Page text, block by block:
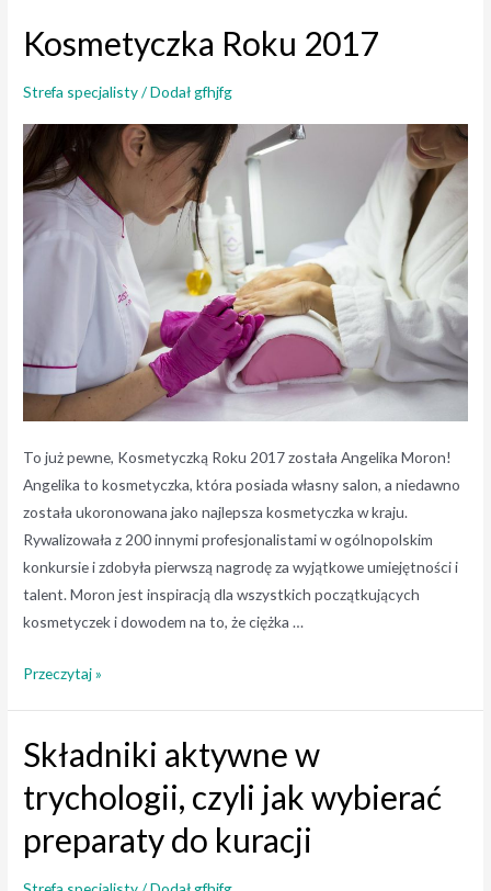
jako
Kosmetyczka Roku 2017
Strefa specjalisty/ Dodałgfhjfg
To już pewne, Kosmetyczką Roku 2017 została Angelika Moron!
Angelika to kosmetyczka, która posiada własny salon, a niedawno
została ukoronowana jako najlepsza kosmetyczka w kraju.
Rywalizowała z 200 innymi profesjonalistami w ogólnopolskim
konkursie i zdobyła pierwszą nagrodę za wyjątkowe umiejętności i
talent. Moron jest inspiracją dla wszystkich początkujących
kosmetyczek i dowodem na to, że ciężka …
Kosmetyczka
Przeczytaj »
Składniki aktywne w
trychologii, czyli jak wybierać
preparaty do kuracji